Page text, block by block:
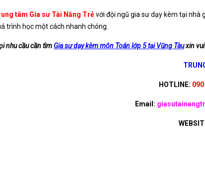
tâm Gia sư Tài Năng Trẻvới đội ngũ gia sư dạy kèm tại nhà
trình học một cách nhanh chóng.
nhu cầu cần tìm Gia sư dạy kèm môn Toán lớp 5 tại Vũng Tàuxin vui
HOTLINE:
Email: